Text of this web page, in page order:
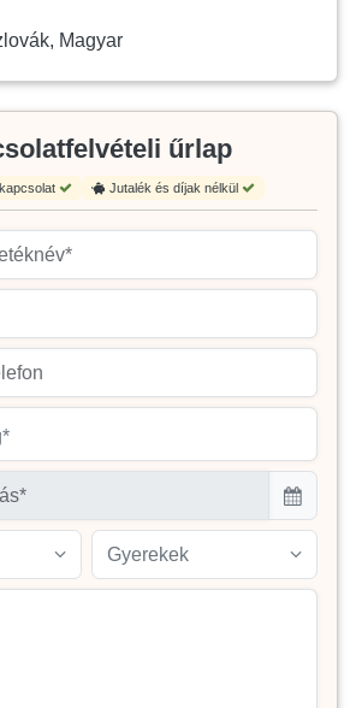
Magyar
űrlap
Jutalék és díjak nélkül
Gyerekek